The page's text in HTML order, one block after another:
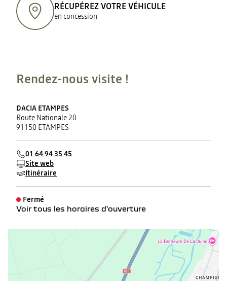
RÉCUPÉREZ VOTRE VÉHICULE
en concession
Rendez-nous visite !
DACIA ETAMPES
Route Nationale 20
91150 ETAMPES
01 64 94 35 45
Site web
Itinéraire
Fermé
Voir tous les horaires d'ouverture
mardi
09:00 - 12:0014:00 - 19:00
09:00 - 12:00
14:00 - 19:00
09:00 - 12:0014:00 - 19:00
09:00 - 12:00 14:00 - 19:00
samedi
09:00 - 12:00
14:00 - 18:00
dimanche
Fermé